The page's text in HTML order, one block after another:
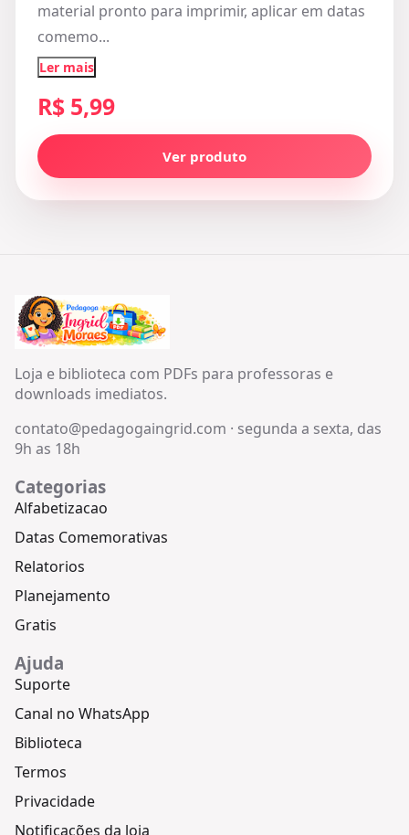
material pronto para imprimir, aplicar em datas
comemo...
Ler mais
R$ 5,99
Ver produto
Loja e biblioteca com PDFs para professoras e
downloads imediatos.
contato@pedagogaingrid.com · segunda a sexta, das
9h as 18h
Categorias
Alfabetizacao
Datas Comemorativas
Relatorios
Planejamento
Gratis
Ajuda
Suporte
Canal no WhatsApp
Biblioteca
Termos
Privacidade
Notificações da loja